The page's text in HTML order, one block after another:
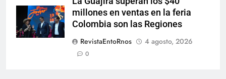
millones en ventas en la feria
Colombia son las Regiones
RevistaEntoRnos
4 agosto, 2026
0